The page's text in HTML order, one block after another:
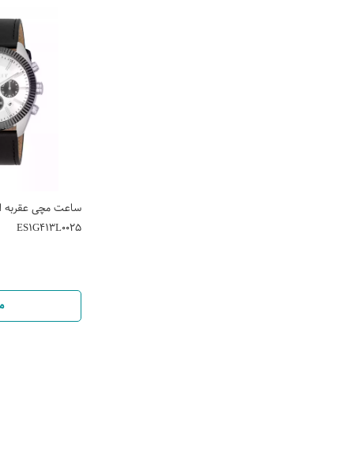
ساعت مچی عقربه
ES1G413L0025